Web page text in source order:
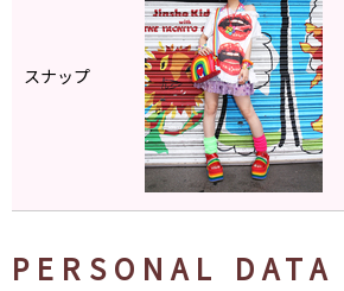
スナップ
PERSONAL DATA